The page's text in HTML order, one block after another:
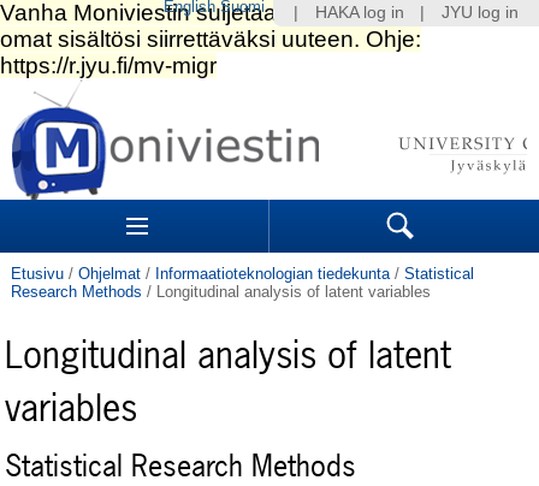
Siirry
sisältöön.
|
Siirry
navigointiin
Sections Search
Etusivu / Ohjelmat / Informaatioteknologian tiedekunta / Statistical
Research Methods / Longitudinal analysis of latent variables
Longitudinal analysis of latent
variables
Statistical Research Methods
HAKA log in JYU log in
English Suomi